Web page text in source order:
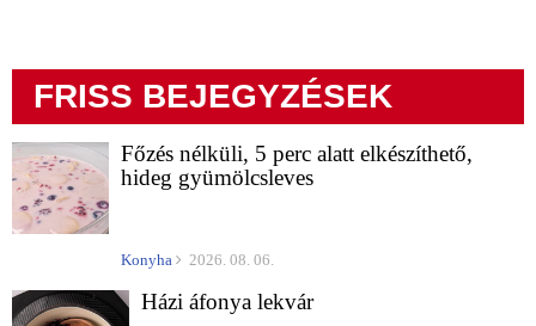
FRISS BEJEGYZÉSEK
Főzés nélküli, 5 perc alatt elkészíthető,
hideg gyümölcsleves
Konyha 2026. 08. 06.
Házi áfonya lekvár